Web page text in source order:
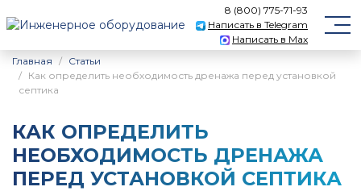
8 (800) 775-71-93
Написать в Telegram
Написать в Max
Главная
Статьи
Как определить необходимость дренажа перед установкой
септика
КАК ОПРЕДЕЛИТЬ
НЕОБХОДИМОСТЬ ДРЕНАЖА
ПЕРЕД УСТАНОВКОЙ СЕПТИКА